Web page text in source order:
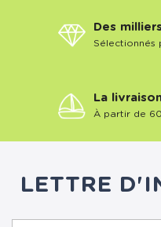
Des
Sélectionnés
La
À partir de
LETTRE